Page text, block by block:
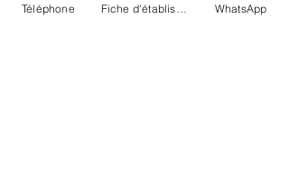
Téléphone WhatsApp